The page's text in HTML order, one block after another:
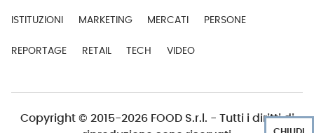
ISTITUZIONI MARKETING MERCATI PERSONE
REPORTAGE RETAIL TECH VIDEO
Copyright © 2015-2026 FOOD S.r.l. - Tutti i diritti di